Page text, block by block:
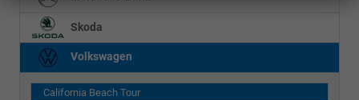
Skoda
Volkswagen
California Beach Tour